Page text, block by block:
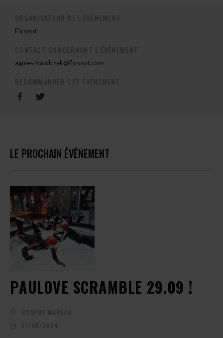
Flyspot
agnieszka.olczyk@flyspot.com
LE PROCHAIN ÉVÉNEMENT
PAULOVE SCRAMBLE 29.09 !
FLYSPOT WARSAW
27/09/2024